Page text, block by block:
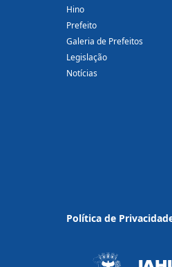
Hino
Prefeito
Galeria de Prefeitos
Legislação
Notícias
Política de